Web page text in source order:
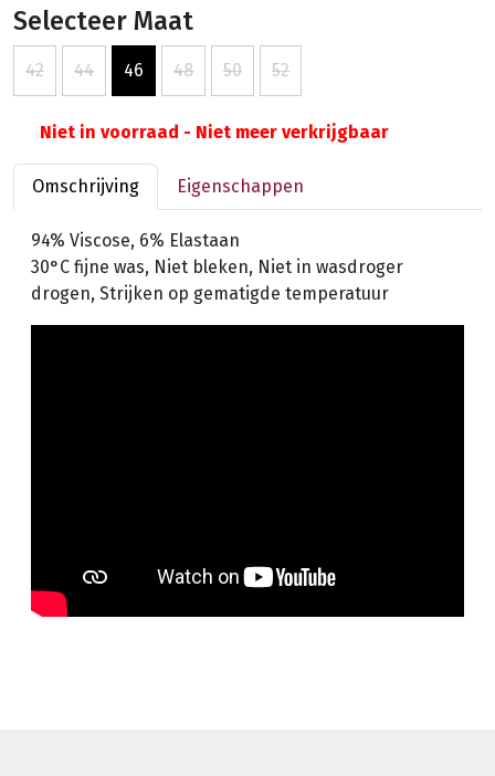
Selecteer Maat
42 44 46 48 50 52
Niet in voorraad - Niet meer verkrijgbaar
Omschrijving Eigenschappen
94% Viscose, 6% Elastaan
30°C fijne was, Niet bleken, Niet in wasdroger
drogen, Strijken op gematigde temperatuur